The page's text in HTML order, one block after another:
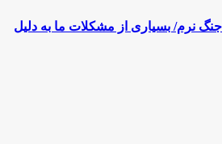
جنگ نرم/ بسیاری از مشکلات ما به دلیل